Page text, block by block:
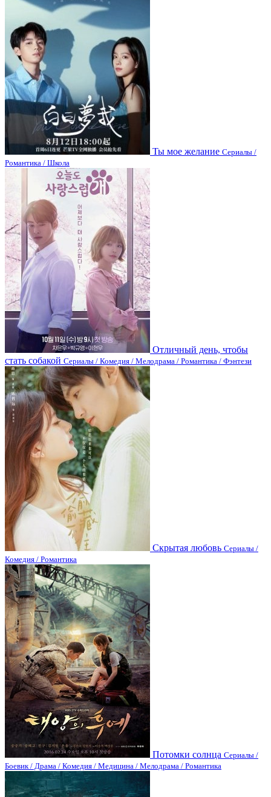
Ты мое желание Сериалы /
Романтика / Школа
Отличный день, чтобы
стать собакой Сериалы / Комедия / Мелодрама / Романтика / Фэнтези
Скрытая любовь Сериалы /
Комедия / Романтика
Потомки солнца Сериалы /
Боевик / Драма / Комедия / Медицина / Мелодрама / Романтика